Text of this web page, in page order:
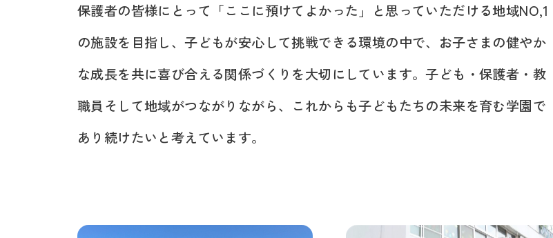
保護者の皆様にとって「ここに預けてよかった」と思っていただける地域NO,1
の施設を目指し、子どもが安心して挑戦できる環境の中で、お子さまの健やか
な成長を共に喜び合える関係づくりを大切にしています。子ども・保護者・教
職員そして地域がつながりながら、これからも子どもたちの未来を育む学園で
あり続けたいと考えています。